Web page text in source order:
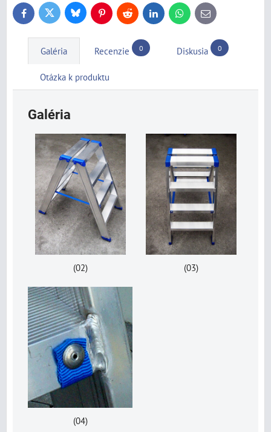
FacebookTwitter BlueskyPinterestReddit LinkedInWhatsApp
E-
mail
Galéria Recenzie 0 Diskusia 0
Otázka k produktu
Galéria
(02) (03)
(04)